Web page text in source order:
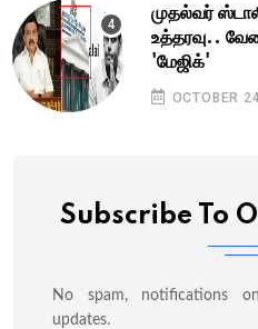
முதல்வர்
உத்தரவு..
'மேஜிக்'
OCTOBER
Subscribe To
No spam, notifications
updates.